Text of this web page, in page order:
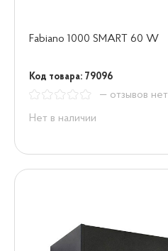
Fabiano 1000 SMART 60 W
Код товара: 79096
— отзывов нет
Нет в наличии